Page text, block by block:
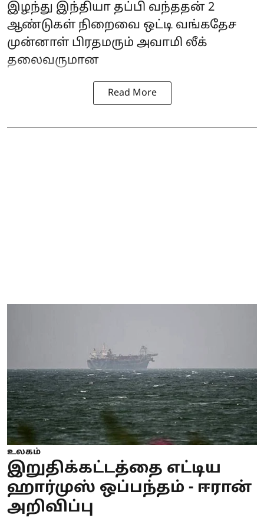
இழந்து இந்தியா தப்பி வந்ததன் 2
ஆண்டுகள் நிறைவை ஒட்டி வங்கதேச
முன்னாள் பிரதமரும் அவாமி லீக்
தலைவருமான
Read More
உலகம்
இறுதிக்கட்டத்தை எட்டிய
ஹார்முஸ் ஒப்பந்தம் - ஈரான்
அறிவிப்பு